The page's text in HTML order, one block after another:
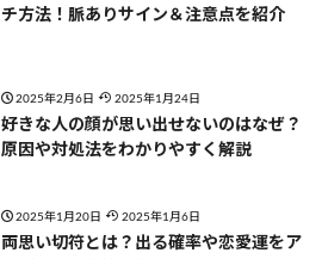
チ方法！脈ありサイン＆注意点を紹介
2025年2月6日 2025年1月24日
好きな人の顔が思い出せないのはなぜ？
原因や対処法をわかりやすく解説
2025年1月20日 2025年1月6日
両思い切符とは？出る確率や恋愛運をア